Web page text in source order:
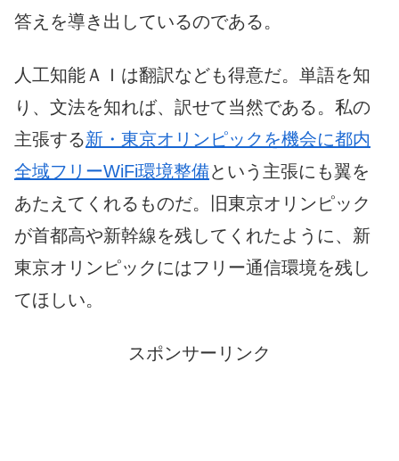
答えを導き出しているのである。
人工知能ＡＩは翻訳なども得意だ。単語を知
り、文法を知れば、訳せて当然である。私の
主張する新・東京オリンピックを機会に都内
全域フリーWiFi環境整備という主張にも翼を
あたえてくれるものだ。旧東京オリンピック
が首都高や新幹線を残してくれたように、新
東京オリンピックにはフリー通信環境を残し
てほしい。
スポンサーリンク